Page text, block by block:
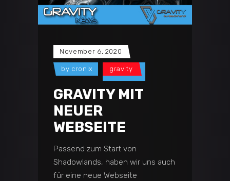
November 6, 2020
by cronix gravity
GRAVITY MIT
NEUER
WEBSEITE
Passend zum Start von
Shadowlands, haben wir uns auch
für eine neue Webseite